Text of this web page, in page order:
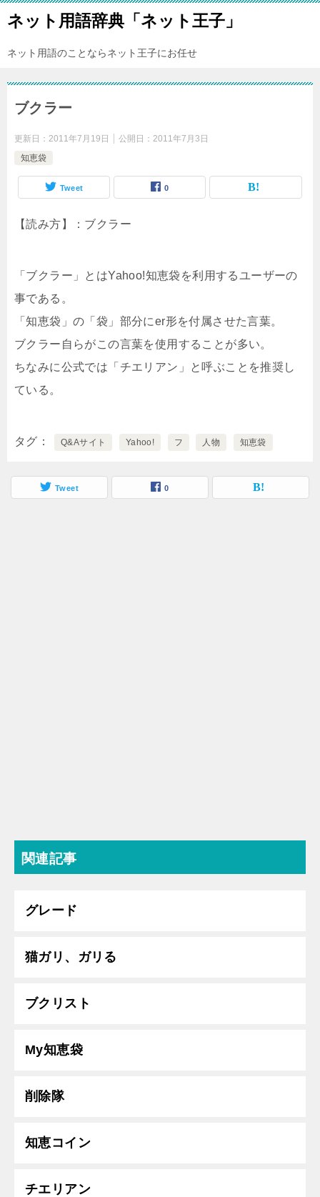
ネット用語辞典「ネット王子」
ネット用語のことならネット王子にお任せ
ブクラー
更新日： 2011年7月19日 公開日： 2011年7月3日
知恵袋
Tweet 0
【読み方】：ブクラー
「ブクラー」とはYahoo!知恵袋を利用するユーザーの
事である。
「知恵袋」の「袋」部分にer形を付属させた言葉。
ブクラー自らがこの言葉を使用することが多い。
ちなみに公式では「チエリアン」と呼ぶことを推奨し
ている。
タグ Q&Aサイト Yahoo! フ 人物 知恵袋
Tweet 0
関連記事
グレード
猫ガリ、ガリる
ブクリスト
My知恵袋
削除隊
知恵コイン
チエリアン